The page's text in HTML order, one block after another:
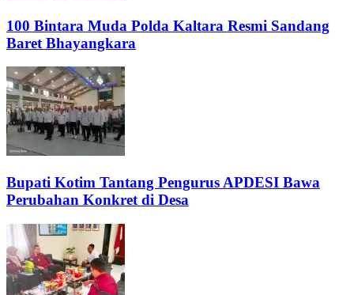
100 Bintara Muda Polda Kaltara Resmi Sandang
Baret Bhayangkara
Bupati Kotim Tantang Pengurus APDESI Bawa
Perubahan Konkret di Desa